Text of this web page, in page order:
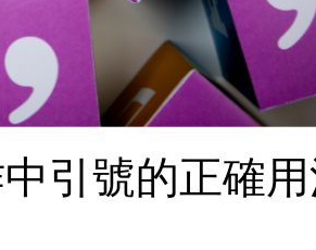
引號的正確